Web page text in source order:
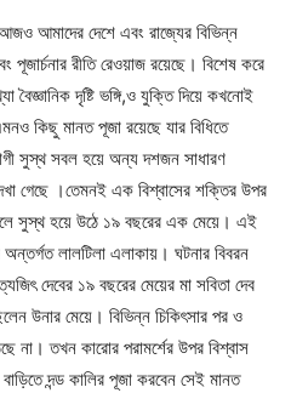
আমাদের দেশে এবং রাজ্যের বিভিন্ন
পূজার্চনার রীতি রেওয়াজ রয়েছে। বিশেষ করে
বৈজ্ঞানিক দৃষ্টি ভঙ্গি,ও যুক্তি দিয়ে কখনোই
কিছু মানত পূজা রয়েছে যার বিধিতে
সুস্থ সবল হয়ে অন্য দশজন সাধারণ
গেছে ।তেমনই এক বিশ্বাসের শক্তির উপর
সুস্থ হয়ে উঠে ১৯ বছরের এক মেয়ে। এই
লালটিলা এলাকায়। ঘটনার বিবরন
দেবের ১৯ বছরের মেয়ের মা সবিতা দেব
উনার মেয়ে। বিভিন্ন চিকিৎসার পর ও
না। তখন কারোর পরামর্শের উপর বিশ্বাস
দন্ড কালির পূজা করবেন সেই মানত